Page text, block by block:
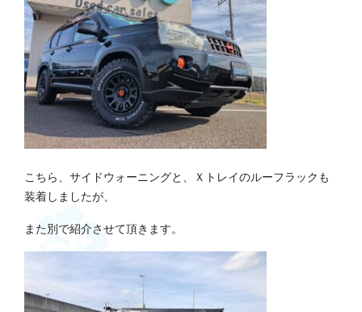
こちら、サイドウォーニングと、Ｘトレイのルーフラックも
装着しましたが、
また別で紹介させて頂きます。